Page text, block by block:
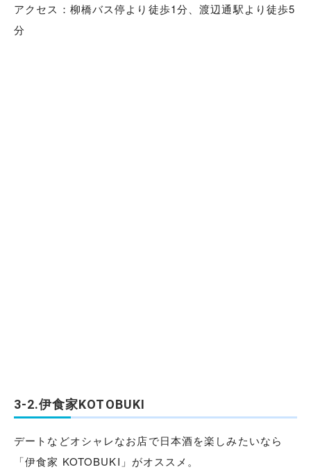
アクセス：柳橋バス停より徒歩1分、渡辺通駅より徒歩5
分
3-2.伊食家KOTOBUKI
デートなどオシャレなお店で日本酒を楽しみたいなら
「伊食家 KOTOBUKI」がオススメ。